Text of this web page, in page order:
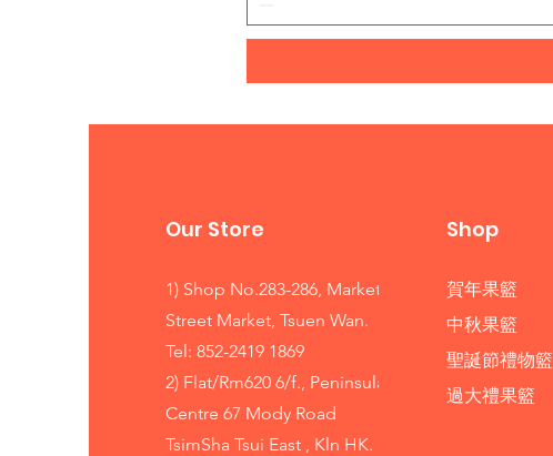
Our Store
1) Shop No.283-286, Market
Street Market, Tsuen Wan.
Tel: 852-2419 1869
2) Flat/Rm620 6/f., Peninsula
Centre 67 Mody Road
TsimSha Tsui East , Kln HK.
Shop
賀年果籃
中秋果籃
聖誕節禮物籃
​過大禮果籃